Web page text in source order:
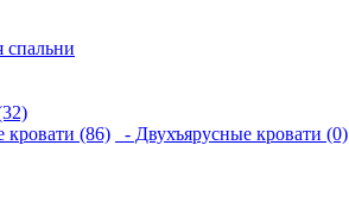
спальни
(86) - Двухъярусные кровати (0)